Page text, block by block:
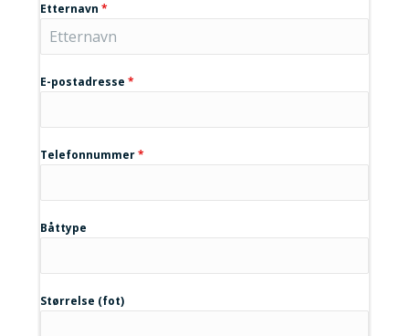
Etternavn *
E-postadresse *
Telefonnummer*
Båttype
Størrelse (fot)